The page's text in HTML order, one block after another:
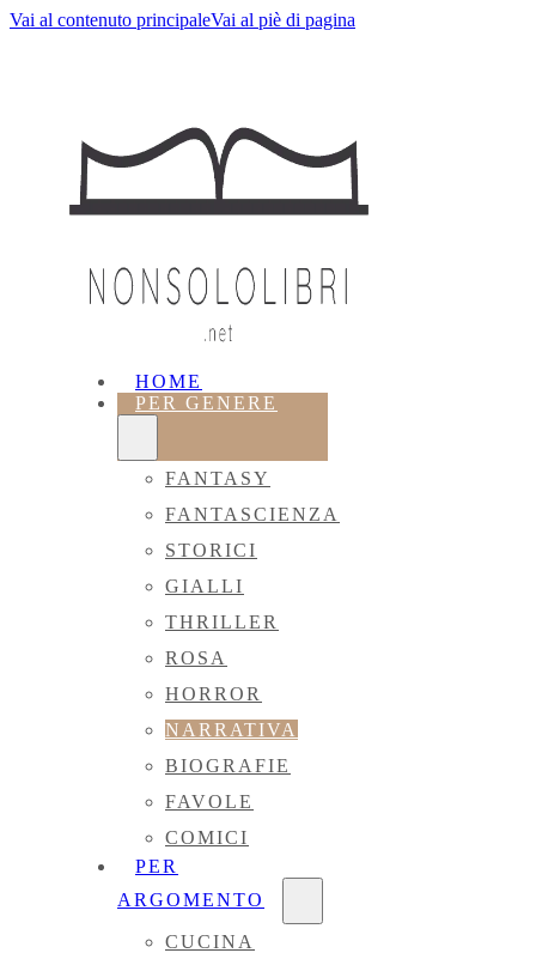
Vai al contenuto principaleVai al piè di pagina
HOME
PER GENERE
FANTASY
FANTASCIENZA
STORICI
GIALLI
THRILLER
ROSA
HORROR
NARRATIVA
BIOGRAFIE
FAVOLE
COMICI
PER
ARGOMENTO
CUCINA